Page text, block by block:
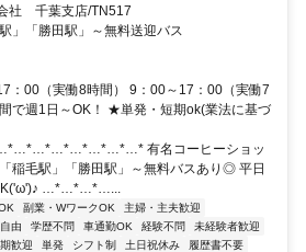
社 千葉支店/TN517
」「勝田駅」～無料送迎バス
：00（実働8時間） 9：00～17：00（実働7
で週1日～OK！ ★単発・短期ok(業法に基づ
有名コーヒーショッ
稲毛駅」「勝田駅」～無料バスあり◎ 平日
…*…*…*…...
副業・WワークOK
主婦・主夫歓迎
由 学歴不問 車通勤OK 経験不問
未経験者歓迎
歓迎 単発 シフト制 土日祝休み
履歴書不要